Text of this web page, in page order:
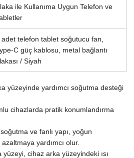
ile Kullanıma Uygun Telefon ve
adet telefon tablet soğutucu fan,
C güç kablosu, metal bağlantı
/ Siyah
yüzeyinde yardımcı soğutma desteği
cihazlarda pratik konumlandırma
ve fanlı yapı, yoğun
azaltmaya yardımcı olur.
cihaz arka yüzeyindeki ısı